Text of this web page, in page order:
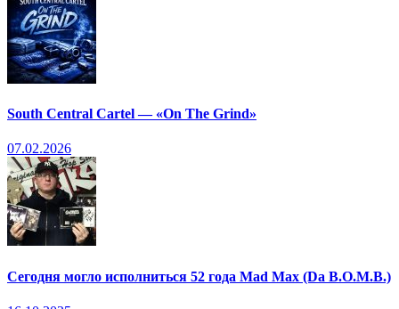
South Central Cartel — «On The Grind»
07.02.2026
Сегодня могло исполниться 52 года Mad Max (Da B.O.M.B.)